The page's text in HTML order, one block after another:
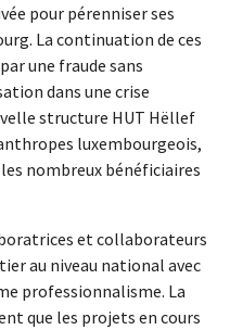
pour pérenniser ses
La continuation de ces
une fraude sans
dans une crise
structure HUT Hëllef
luxembourgeois,
nombreux bénéficiaires
et collaborateurs
au niveau national avec
professionnalisme. La
que les projets en cours